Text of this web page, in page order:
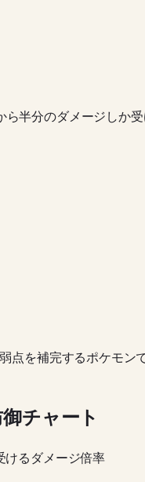
ら半分のダメージしか
点を補完するポケモン
チャート
けるダメージ倍率